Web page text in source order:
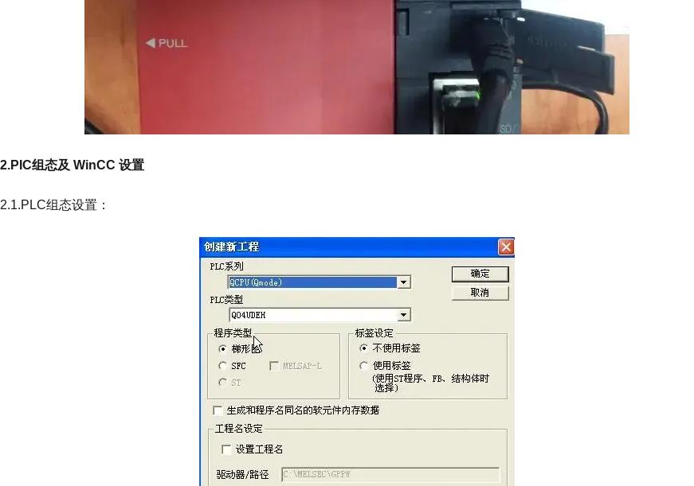
2.PIC组态及 WinCC 设置
2.1.PLC组态设置：